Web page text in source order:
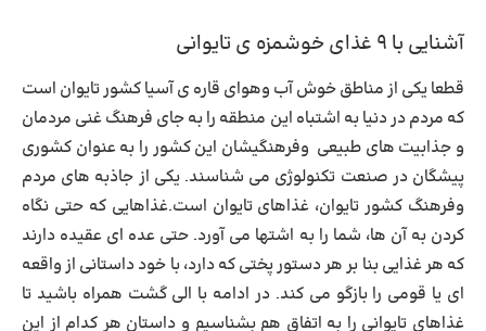
آشنایی با ۹ غذای خوشمزه ی تایوانی
قطعا یکی از مناطق خوش آب وهوای قاره ی آسیا کشور تایوان است
که مردم در دنیا به اشتباه این منطقه را به جای فرهنگ غنی مردمان
و جذابیت های طبیعی وفرهنگیشان این کشور را به عنوان کشوری
پیشگان در صنعت تکنولوژی می شناسند. یکی از جاذبه های مردم
وفرهنگ کشور تایوان، غذاهای تایوان است.غذاهایی که حتی نگاه
کردن به آن ها، شما را به اشتها می آورد. حتی عده ای عقیده دارند
که هر غذایی بنا بر هر دستور پختی که دارد، با خود داستانی از واقعه
ای یا قومی را بازگو می کند. در ادامه با الی گشت همراه باشید تا
غذاهای تایوانی را به اتفاق هم بشناسیم و داستان هر کدام از این